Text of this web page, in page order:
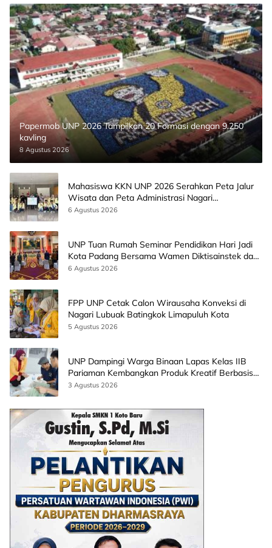
Papermob UNP 2026 Tampilkan 20 Formasi dengan 9.250
kavling
8 Agustus 2026
Mahasiswa KKN UNP 2026 Serahkan Peta Jalur
Wisata dan Peta Administrasi Nagari
Paninggahan
6 Agustus 2026
UNP Tuan Rumah Seminar Pendidikan Hari Jadi
Kota Padang Bersama Wamen Diktisainstek dan
CEO EMGS Malaysia
6 Agustus 2026
FPP UNP Cetak Calon Wirausaha Konveksi di
Nagari Lubuak Batingkok Limapuluh Kota
5 Agustus 2026
UNP Dampingi Warga Binaan Lapas Kelas IIB
Pariaman Kembangkan Produk Kreatif Berbasis
AI
3 Agustus 2026